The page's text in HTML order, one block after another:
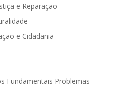
e Reparação
e Cidadania
Fundamentais Problemas